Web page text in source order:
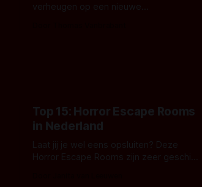
verheugen op een nieuwe
Top 15: Horror Escape Rooms
in Nederland
Laat jij je wel eens opsluiten? Deze
Horror Escape Rooms zijn zeer geschikt